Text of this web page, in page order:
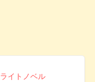
ライトノベル